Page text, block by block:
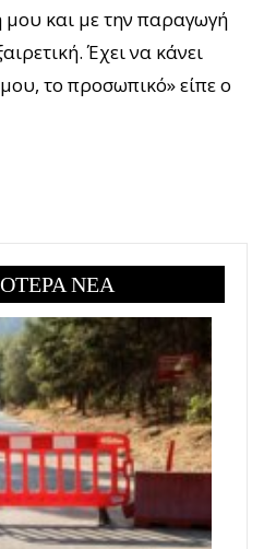
και με την παραγωγή
Έχει να κάνει
το προσωπικό» είπε ο
ΝΕΑ